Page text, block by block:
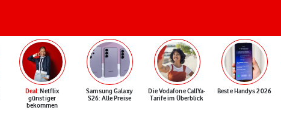
Deal: Netflix
günstiger
bekommen
Samsung Galaxy
S26: Alle Preise
Die Vodafone CallYa-
Tarife im Überblick
Beste Handys 2026